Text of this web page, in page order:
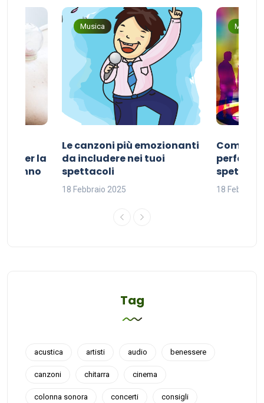
per la
sonno
Musica
Le canzoni più emozionanti
da includere nei tuoi
spettacoli
18 Febbraio 2025
Musica
Come
perfetta
18 Febbraio
Tag
acustica artisti audio benessere
canzoni chitarra cinema
colonna sonora concerti consigli